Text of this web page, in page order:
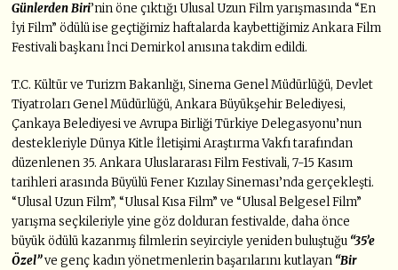
Günlerden Biri’nin öne çıktığı Ulusal Uzun Film yarışmasında “En
İyi Film” ödülü ise geçtiğimiz haftalarda kaybettiğimiz Ankara Film
Festivali başkanı İnci Demirkol anısına takdim edildi.
T.C. Kültür ve Turizm Bakanlığı, Sinema Genel Müdürlüğü, Devlet
Tiyatroları Genel Müdürlüğü, Ankara Büyükşehir Belediyesi,
Çankaya Belediyesi ve Avrupa Birliği Türkiye Delegasyonu’nun
destekleriyle Dünya Kitle İletişimi Araştırma Vakfı tarafından
düzenlenen 35. Ankara Uluslararası Film Festivali, 7-15 Kasım
tarihleri arasında Büyülü Fener Kızılay Sineması’nda gerçekleşti.
“Ulusal Uzun Film”, “Ulusal Kısa Film” ve “Ulusal Belgesel Film”
yarışma seçkileriyle yine göz dolduran festivalde, daha önce
büyük ödülü kazanmış filmlerin seyirciyle yeniden buluştuğu “35’e
Özel”ve genç kadın yönetmenlerin başarılarını kutlayan “Bir